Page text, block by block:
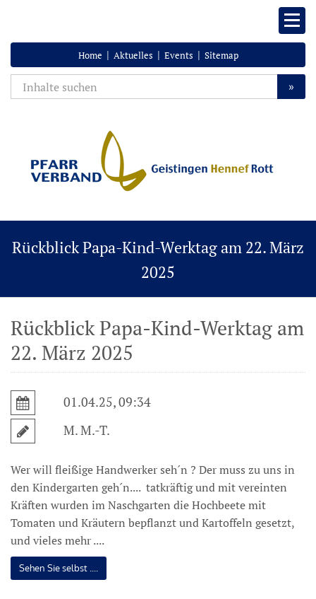
Home | Aktuelles | Events | Sitemap
»
Rückblick Papa-Kind-Werktag am 22. März
2025
Rückblick Papa-Kind-Werktag am
22. März 2025
01.04.25, 09:34
M. M.-T.
Wer will fleißige Handwerker seh´n ? Der muss zu uns in
den Kindergarten geh´n.... tatkräftig und mit vereinten
Kräften wurden im Naschgarten die Hochbeete mit
Tomaten und Kräutern bepflanzt und Kartoffeln gesetzt,
und vieles mehr ....
Sehen Sie selbst ....